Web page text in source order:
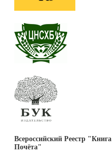
Всероссийский Реестр "Книга
Почёта"